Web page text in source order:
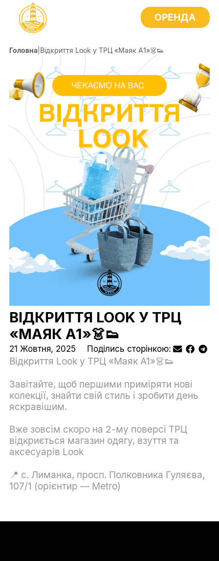
ОРЕНДА
Головна Відкриття Look у ТРЦ «Маяк А1»👗👟
ВІДКРИТТЯ LOOK У ТРЦ
«МАЯК А1»👗👟
21 Жовтня, 2025 Поділись сторінкою:
Відкриття Look у ТРЦ «Маяк А1»👗👟
Завітайте, щоб першими приміряти нові
колекції, знайти свій стиль і зробити день
яскравішим.
Вже зовсім скоро на 2-му поверсі ТРЦ
відкриється магазин одягу, взуття та
аксесуарів Look
📍 с. Лиманка, просп. Полковника Гуляєва,
107/1 (орієнтир — Metro)